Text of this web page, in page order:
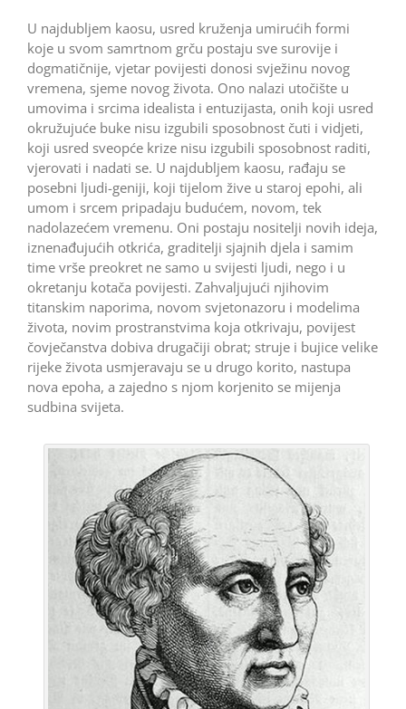
U najdubljem kaosu, usred kruženja umirućih formi
koje u svom samrtnom grču postaju sve surovije i
dogmatičnije, vjetar povijesti donosi svježinu novog
vremena, sjeme novog života. Ono nalazi utočište u
umovima i srcima idealista i entuzijasta, onih koji usred
okružujuće buke nisu izgubili sposobnost čuti i vidjeti,
koji usred sveopće krize nisu izgubili sposobnost raditi,
vjerovati i nadati se. U najdubljem kaosu, rađaju se
posebni ljudi-geniji, koji tijelom žive u staroj epohi, ali
umom i srcem pripadaju budućem, novom, tek
nadolazećem vremenu. Oni postaju nositelji novih ideja,
iznenađujućih otkrića, graditelji sjajnih djela i samim
time vrše preokret ne samo u svijesti ljudi, nego i u
okretanju kotača povijesti. Zahvaljujući njihovim
titanskim naporima, novom svjetonazoru i modelima
života, novim prostranstvima koja otkrivaju, povijest
čovječanstva dobiva drugačiji obrat; struje i bujice velike
rijeke života usmjeravaju se u drugo korito, nastupa
nova epoha, a zajedno s njom korjenito se mijenja
sudbina svijeta.